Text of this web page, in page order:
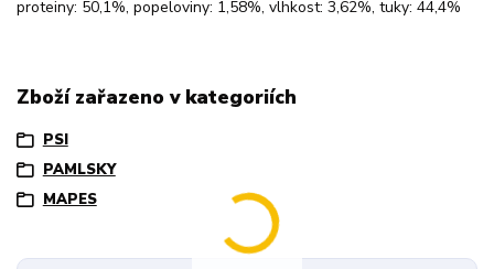
proteiny: 50,1%, popeloviny: 1,58%, vlhkost: 3,62%, tuky: 44,4%
Zboží zařazeno v kategoriích
PSI
PAMLSKY
MAPES